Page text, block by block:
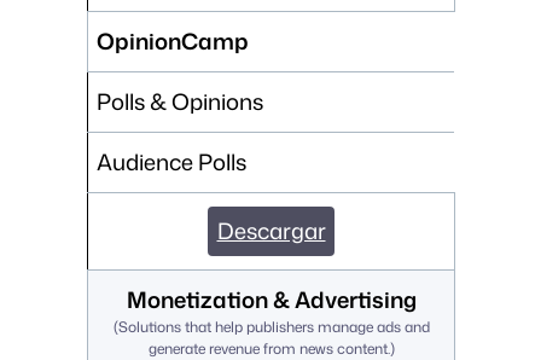
OpinionCamp
Polls & Opinions
Audience Polls
Descargar
Monetization & Advertising
(Solutions that help publishers manage ads and
generate revenue from news content.)